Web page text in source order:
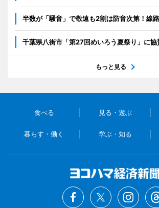
半数が「騒音」で敬遠も2割は防音次第！線
千葉県八街市「第27回めいろう夏祭り」に協
もっと見る
食べる 見る・遊ぶ
暮らす・働く 学ぶ・知る